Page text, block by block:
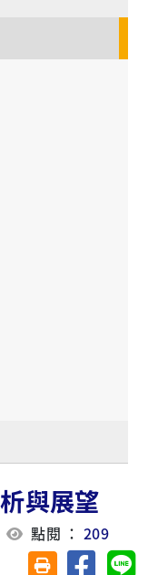
與展望
點閱 ：209
友善列印(另開視
分享至